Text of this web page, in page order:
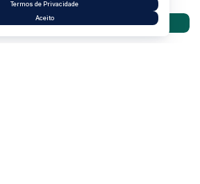
Termos de Privacidade
Aceito
pelo